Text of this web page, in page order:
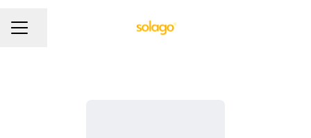
KARRIEREMENÜ
Seite teilen